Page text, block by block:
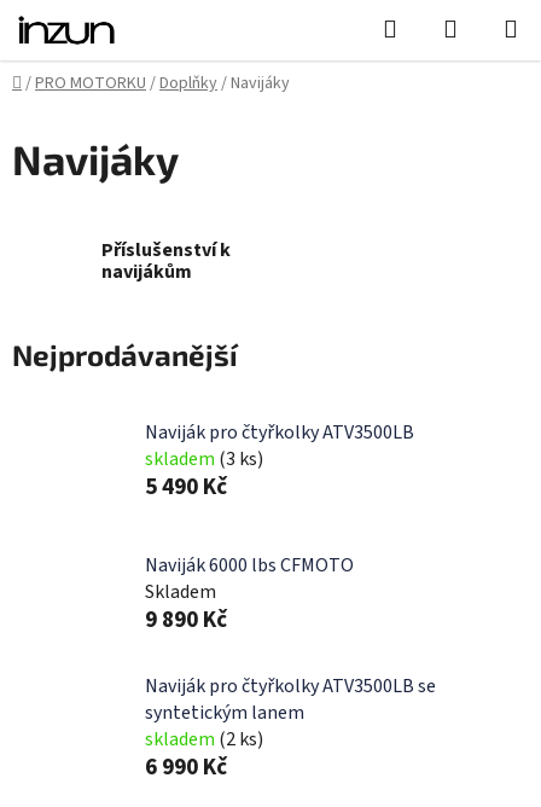
Přejít
obsah
Hledat
KOŠÍK
Domů
/PRO MOTORKU/Doplňky/Navijáky
Navijáky
Příslušenství k
navijákům
Nejprodávanější
Naviják pro čtyřkolky ATV3500LB
skladem (3 ks)
5 490 Kč
Naviják 6000 lbs CFMOTO
Skladem
9 890 Kč
Naviják pro čtyřkolky ATV3500LB se
syntetickým lanem
skladem (2 ks)
6 990 Kč